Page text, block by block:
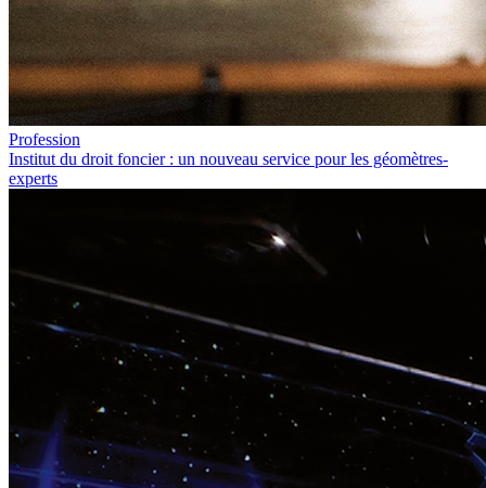
Profession
Institut du droit foncier : un nouveau service pour les géomètres-
experts